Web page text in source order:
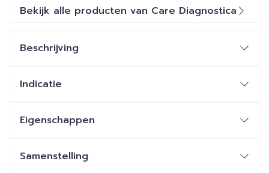
Bekijk alle producten van Care Diagnostica
Beschrijving
Indicatie
Eigenschappen
Samenstelling